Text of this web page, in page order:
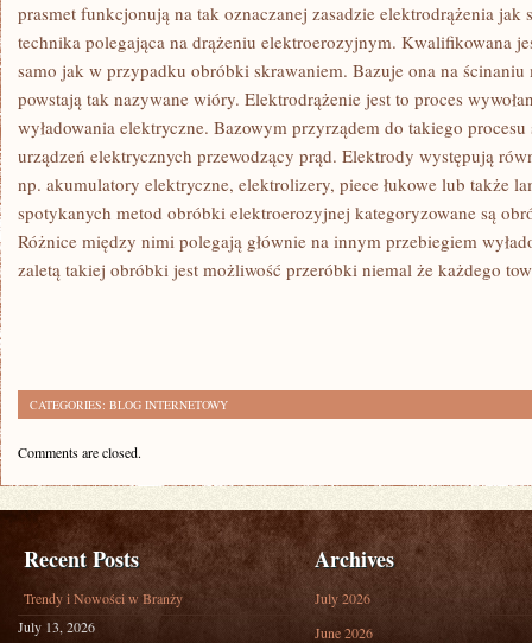
prasmet funkcjonują na tak oznaczanej zasadzie elektrodrążenia jak
technika polegająca na drążeniu elektroerozyjnym. Kwalifikowana
samo jak w przypadku obróbki skrawaniem. Bazuje ona na ścinaniu
powstają tak nazywane wióry. Elektrodrążenie jest to proces
wyładowania elektryczne. Bazowym przyrządem do takiego procesu
urządzeń elektrycznych przewodzący prąd. Elektrody występują
np. akumulatory elektryczne, elektrolizery, piece łukowe lub także
spotykanych metod obróbki elektroerozyjnej kategoryzowane są
Różnice między nimi polegają głównie na innym przebiegiem
zaletą takiej obróbki jest możliwość przeróbki niemal że każdego
CATEGORIES: BLOG INTERNETOWY
Comments are closed.
Recent Posts
Trendy i Nowości w Branży
July 13, 2026
Archives
July 2026
June 2026